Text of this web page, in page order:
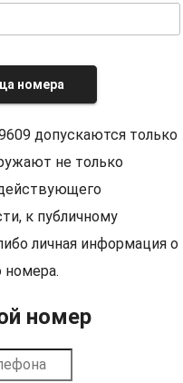
номера
допускаются только
не только
к публичному
личная информация о
номера.
номер